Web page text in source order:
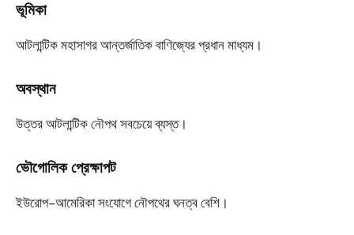
ভূমিকা
আটলান্টিক মহাসাগর আন্তর্জাতিক বাণিজ্যের প্রধান মাধ্যম।
অবস্থান
উত্তর আটলান্টিক নৌপথ সবচেয়ে ব্যস্ত।
ভৌগোলিক প্রেক্ষাপট
ইউরোপ–আমেরিকা সংযোগে নৌপথের ঘনত্ব বেশি।